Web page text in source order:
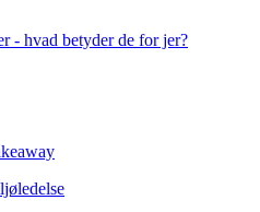
- hvad betyder de for jer?